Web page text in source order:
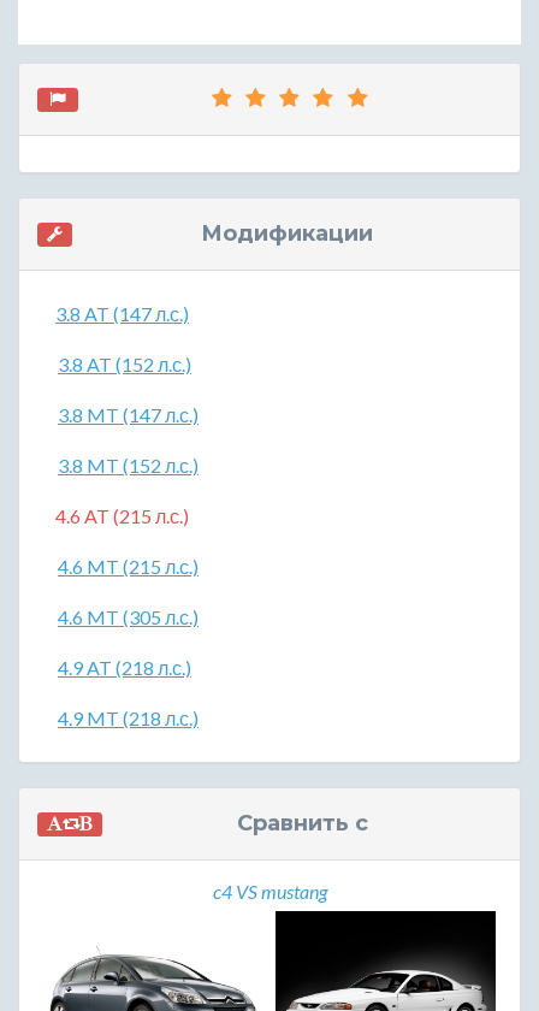
Модификации
3.8 AT (147 л.с.)
3.8 AT (152 л.с.)
3.8 MT (147 л.с.)
3.8 MT (152 л.с.)
4.6 AT (215 л.с.)
4.6 MT (215 л.с.)
4.6 MT (305 л.с.)
4.9 AT (218 л.с.)
4.9 MT (218 л.с.)
Сравнить с
c4 VS mustang